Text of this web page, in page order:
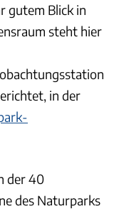
gutem Blick in
steht hier
in der
der 40
des Naturparks